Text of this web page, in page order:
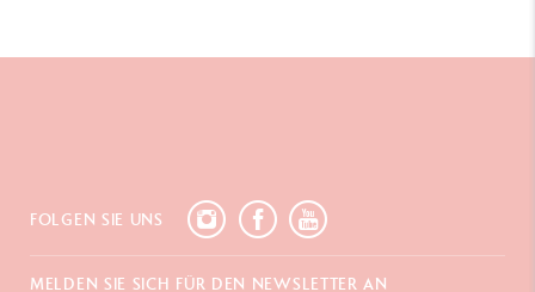
FOLGEN SIE UNS
MELDEN SIE SICH FÜR DEN NEWSLETTER AN